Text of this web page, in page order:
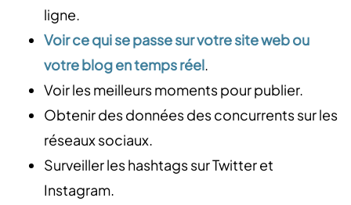
ligne.
Voir ce qui se passe sur votre site web ou
votre blog en temps réel.
Voir les meilleurs moments pour publier.
Obtenir des données des concurrents sur les
réseaux sociaux.
Surveiller les hashtags sur Twitter et
Instagram.